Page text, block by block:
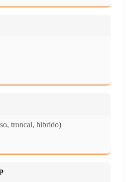
troncal, hibrido)